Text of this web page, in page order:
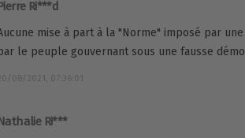
Pierre Ri***d
mise à part à la "Norme" imposé par
le peuple gouvernant sous une fausse
08/2021, 07:36:01
Nathalie Ri***